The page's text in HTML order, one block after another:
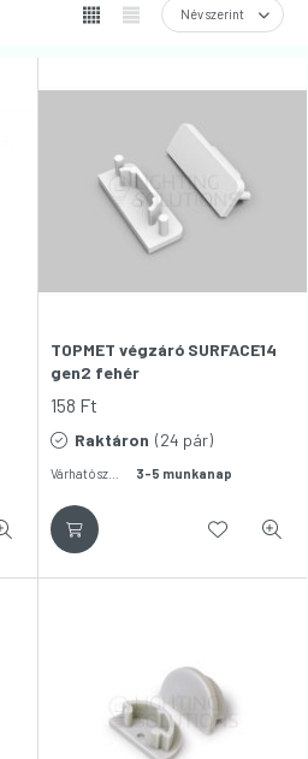
TOPMET végzáró SURFACE14
gen2 fehér
158 Ft
Raktáron (24 pár)
3-5 munkanap